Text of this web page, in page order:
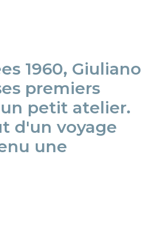
1960, Giuliano
premiers
petit atelier.
d'un voyage
une